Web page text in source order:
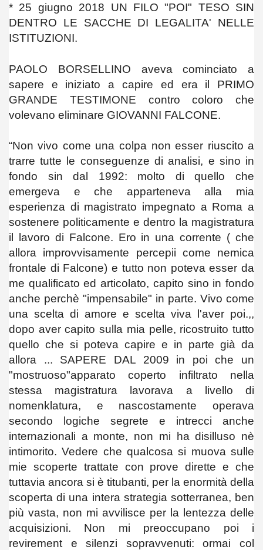
* 25 giugno 2018 UN FILO "POI" TESO SIN
DENTRO LE SACCHE DI LEGALITA' NELLE
ISTITUZIONI.
PAOLO BORSELLINO aveva cominciato a
sapere e iniziato a capire ed era il PRIMO
GRANDE TESTIMONE contro coloro che
volevano eliminare GIOVANNI FALCONE.
“Non vivo come una colpa non esser riuscito a
trarre tutte le conseguenze di analisi, e sino in
fondo sin dal 1992: molto di quello che
emergeva e che apparteneva alla mia
esperienza di magistrato impegnato a Roma a
sostenere politicamente e dentro la magistratura
il lavoro di Falcone. Ero in una corrente ( che
allora improvvisamente percepii come nemica
frontale di Falcone) e tutto non poteva esser da
me qualificato ed articolato, capito sino in fondo
anche perchè "impensabile" in parte. Vivo come
una scelta di amore e scelta viva l'aver poi.,,
dopo aver capito sulla mia pelle, ricostruito tutto
quello che si poteva capire e in parte già da
allora ... SAPERE DAL 2009 in poi che un
"mostruoso"apparato coperto infiltrato nella
stessa magistratura lavorava a livello di
nomenklatura, e nascostamente operava
secondo logiche segrete e intrecci anche
internazionali a monte, non mi ha disilluso nè
intimorito. Vedere che qualcosa si muova sulle
mie scoperte trattate con prove dirette e che
tuttavia ancora si è titubanti, per la enormità della
scoperta di una intera strategia sotterranea, ben
più vasta, non mi avvilisce per la lentezza delle
acquisizioni. Non mi preoccupano poi i
revirement e silenzi sopravvenuti: ormai col